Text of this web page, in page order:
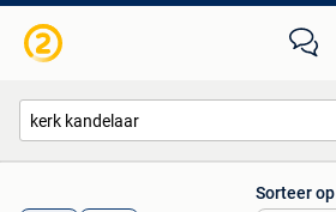
Sorteer op